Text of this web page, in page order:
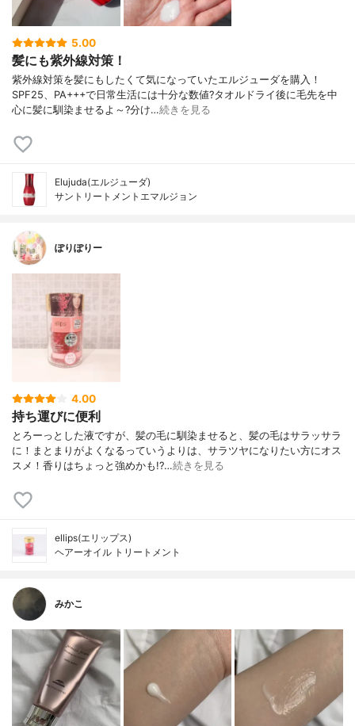
5.00
髪にも紫外線対策！
紫外線対策を髪にもしたくて気になっていたエルジューダを購入！
SPF25、PA+++で日常生活には十分な数値?タオルドライ後に毛先を中
心に髪に馴染ませるよ～?分け…続きを見る
Elujuda(エルジューダ)
サントリートメントエマルジョン
ぽりぽりー
4.00
持ち運びに便利
とろーっとした液ですが、髪の毛に馴染ませると、髪の毛はサラッサラ
に！まとまりがよくなるっていうよりは、サラツヤになりたい方にオス
スメ！香りはちょっと強めかも!?…続きを見る
ellips(エリップス)
ヘアーオイル トリートメント
みかこ